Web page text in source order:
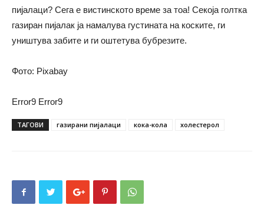
пијалаци? Сега е вистинското време за тоа! Секоја голтка
газиран пијалак ја намалува густината на коските, ги
уништува забите и ги оштетува бубрезите.
Фото: Pixabay
Error9 Error9
ТАГОВИ газирани пијалаци кока-кола холестерол